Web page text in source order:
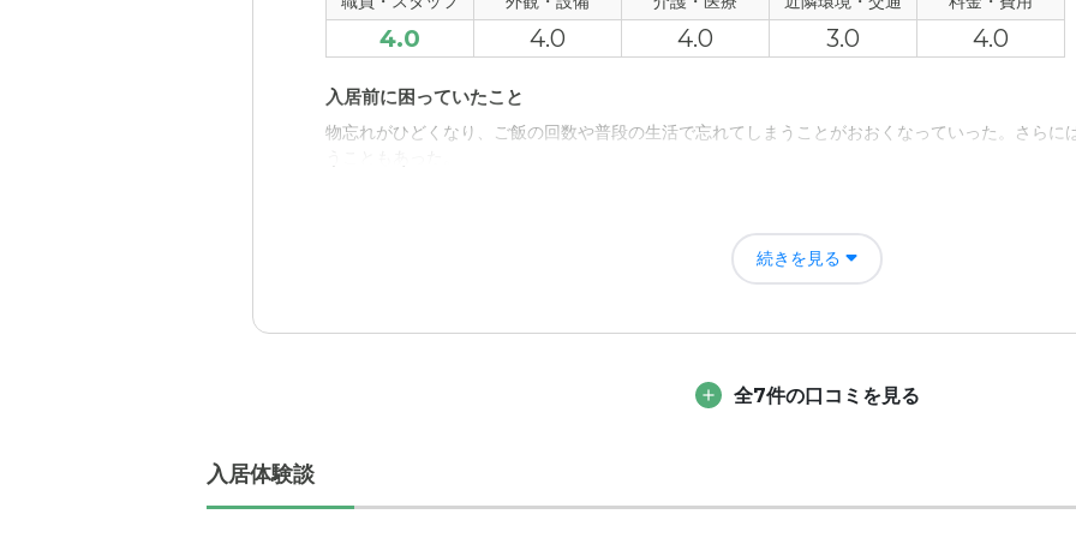
静かな住宅地の中にあるのでいいと思う。 小学校の校庭が見えて、元気が出そう。 交通アクセスは
だと思ったけれど、介護保険料とか諸費用をプラスすると、+4万円くらいになりそうだった。
4.0 4.0 4.0 3.0 4.0
入居前に困っていたこと
物忘れがひどくなり、ご飯の回数や普段の生活で忘れてしまうことがおおくなっていった。さらに
多くの人と接することで、親族のことは少し認識出来るようになった。ただ、あまり認識はそれほ
リブナス春日井の評価
続きを見る
全7件の口コミを見る
入居体験談